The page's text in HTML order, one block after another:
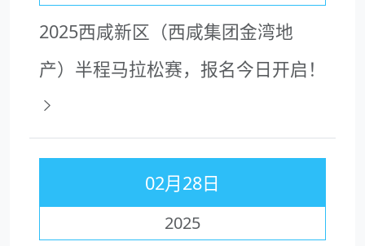
2025西咸新区（西咸集团金湾地
产）半程马拉松赛，报名今日开启！
02月28日
2025